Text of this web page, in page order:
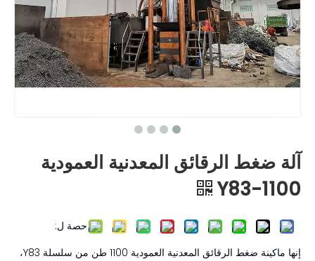
آلة ضغط الرقائق المعدنية العمودية
Y83-1100
حصة ل:
إنها ماكينة ضغط الرقائق المعدنية العمودية 1100 طن من سلسلة Y83،